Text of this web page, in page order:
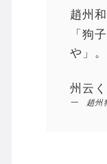
趙州和
「狗
や」。
州云
一 趙州